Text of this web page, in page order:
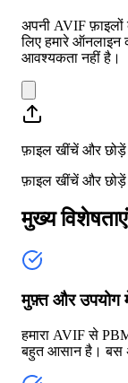
अपनी AVIF
लिए हमारे ऑनलाइन
आवश्यकता नहीं है।
फ़ाइल खींचें और छोड़ें
फ़ाइल खींचें और छोड़ें
मुख्य विशेषताएं
मुफ़्त और उपयोग
हमारा AVIF से
बहुत आसान है। बस